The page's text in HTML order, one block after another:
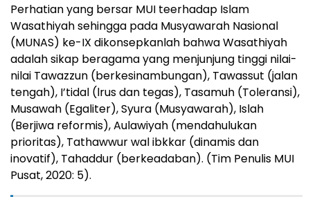
Perhatian yang bersar MUI teerhadap Islam
Wasathiyah sehingga pada Musyawarah Nasional
(MUNAS) ke-IX dikonsepkanlah bahwa Wasathiyah
adalah sikap beragama yang menjunjung tinggi nilai-
nilai Tawazzun (berkesinambungan), Tawassut (jalan
tengah), I’tidal (lrus dan tegas), Tasamuh (Toleransi),
Musawah (Egaliter), Syura (Musyawarah), Islah
(Berjiwa reformis), Aulawiyah (mendahulukan
prioritas), Tathawwur wal ibkkar (dinamis dan
inovatif), Tahaddur (berkeadaban). (Tim Penulis MUI
Pusat, 2020: 5).